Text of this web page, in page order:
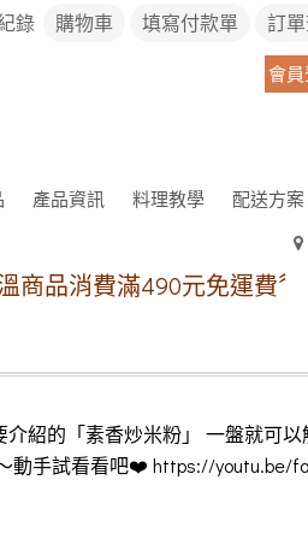
錄 購物車 填寫付款單 訂
會員
產品資訊 料理教學 配送方案
商品消費滿490元免運費〞
紹的「素香炒米粉」 一盤就可以
動手試看看吧❤️ https://youtu.be/